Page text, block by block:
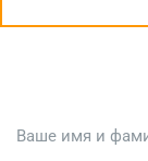
Или кратко